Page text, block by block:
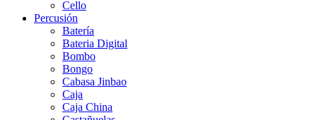
Cello
Percusión
Batería
Bateria Digital
Bombo
Bongo
Cabasa Jinbao
Caja
Caja China